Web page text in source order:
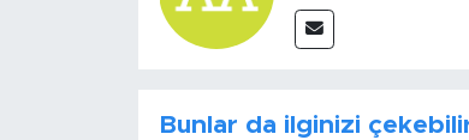
Bunlar da ilginizi